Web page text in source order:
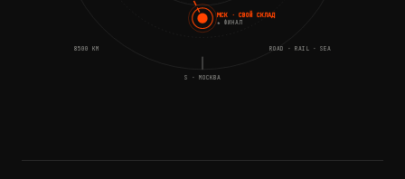
S · МОСКВА
МСК · СВОЙ СКЛАД
★ ФИНАЛ
8500 KM ROAD · RAIL · SEA